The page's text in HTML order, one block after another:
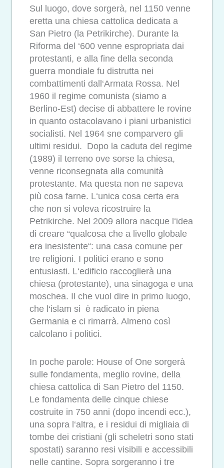
Sul luogo, dove sorgerà, nel 1150 venne
eretta una chiesa cattolica dedicata a
San Pietro (la Petrikirche). Durante la
Riforma del ‘600 venne espropriata dai
protestanti, e alla fine della seconda
guerra mondiale fu distrutta nei
combattimenti dall‘Armata Rossa. Nel
1960 il regime comunista (siamo a
Berlino-Est) decise di abbattere le rovine
in quanto ostacolavano i piani urbanistici
socialisti. Nel 1964 sne comparvero gli
ultimi residui. Dopo la caduta del regime
(1989) il terreno ove sorse la chiesa,
venne riconsegnata alla comunità
protestante. Ma questa non ne sapeva
più cosa farne. L‘unica cosa certa era
che non si voleva ricostruire la
Petrikirche. Nel 2009 allora nacque l‘idea
di creare “qualcosa che a livello globale
era inesistente“: una casa comune per
tre religioni. I politici erano e sono
entusiasti. L‘edificio raccoglierà una
chiesa (protestante), una sinagoga e una
moschea. Il che vuol dire in primo luogo,
che l‘islam si è radicato in piena
Germania e ci rimarrà. Almeno così
calcolano i politici.
In poche parole: House of One sorgerà
sulle fondamenta, meglio rovine, della
chiesa cattolica di San Pietro del 1150.
Le fondamenta delle cinque chiese
costruite in 750 anni (dopo incendi ecc.),
una sopra l‘altra, e i residui di migliaia di
tombe dei cristiani (gli scheletri sono stati
spostati) saranno resi visibili e accessibili
nelle cantine. Sopra sorgeranno i tre